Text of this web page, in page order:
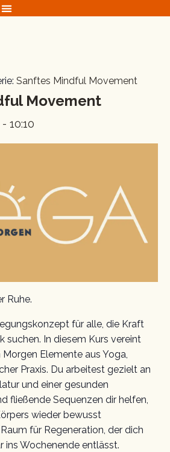
Sanftes Mindful Movement
Movement
- 10:10
Ruhe.
für alle, die Kraft
suchen. In diesem Kurs vereint
Elemente aus Yoga,
Praxis. Du arbeitest gezielt an
und einer gesunden
fließende Sequenzen dir helfen,
wieder bewusst
für Regeneration, der dich
ins Wochenende entlässt.